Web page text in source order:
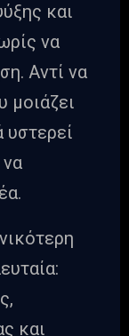
και
να
Αντί να
μοιάζει
υστερεί
και